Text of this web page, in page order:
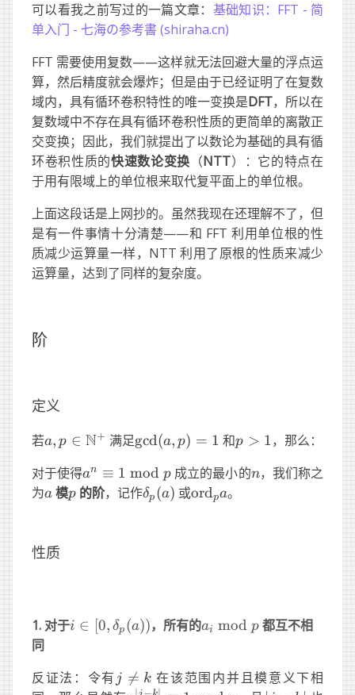
可以看我之前写过的一篇文章： 基础知识：FFT - 简
单入门 - 七海の参考書 (shiraha.cn)
FFT 需要使用复数——这样就无法回避大量的浮点运
算，然后精度就会爆炸；但是由于已经证明了在复数
域内，具有循环卷积特性的唯一变换是DFT，所以在
复数域中不存在具有循环卷积性质的更简单的离散正
交变换；因此，我们就提出了以数论为基础的具有循
环卷积性质的快速数论变换 （NTT）：它的特点在
于用有限域上的单位根来取代复平面上的单位根。
上面这段话是上网抄的。虽然我现在还理解不了，但
是有一件事情十分清楚——和 FFT 利用单位根的性
质减少运算量一样，NTT 利用了原根的性质来减少
运算量，达到了同样的复杂度。
阶
定义
若a,
a, p ∈ N+ 满足\gcd(a,
gcd(a, p) = 1 和p>1
p > 1，那么：
对于使得a^n \equiv
1\
an ≡ 1 mod p 成立的最小的n
n，我们称之
为a
a 模p
p 的阶，记作\delta_p(a)
δp (a) 或\text{ord}_pa
ordpa。
性质
1. 对于i\in[0,
i ∈ [0, δp (a))，所有的a_i\
ai mod p都互不相
同
反证法：令有 j\ne
j 
= k 在该范围内并且模意义下相